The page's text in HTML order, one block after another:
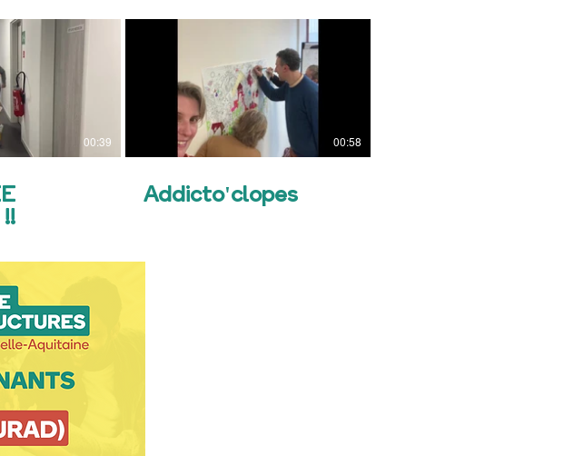
00:39 00:58
Addicto'clopes